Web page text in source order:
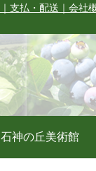
｜支払・配送 ｜会社
石神の丘美術館